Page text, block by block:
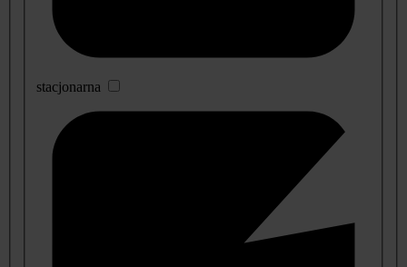
stacjonarna